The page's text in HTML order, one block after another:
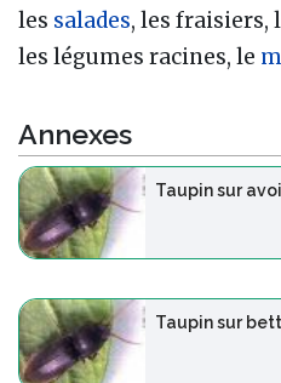
les salades, les fraisiers,
les légumes racines, le
Annexes
Taupin sur
Taupin sur